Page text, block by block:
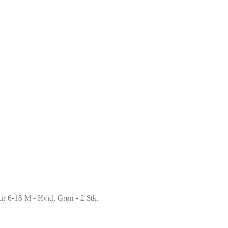
6-18 M - Hvid, Grøn - 2 Stk.